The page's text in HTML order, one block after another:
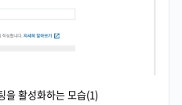
을 활성화하는 모습(1)